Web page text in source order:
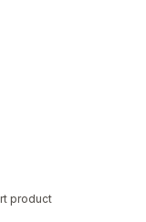
product